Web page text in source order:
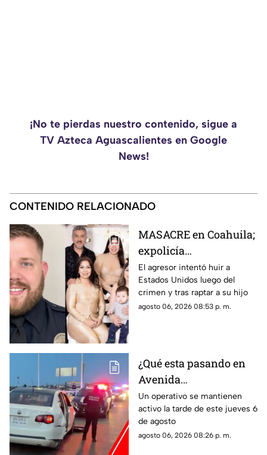
¡No te pierdas nuestro contenido, sigue a
TV Azteca Aguascalientes en Google
News!
CONTENIDO RELACIONADO
MASACRE en Coahuila;
expolicía
estadounidense atacó a
la familia de su
expareja mexicana
luego de que le
familiar
El agresor intentó huir a
Estados Unidos luego del
crimen y tras raptar a su hijo
agosto 06, 2026 08:53 p. m.
¿Qué esta pasando en
Avenida
Aguascalientes?
Reportan persecución y
accidente vehicular
Un operativo se mantienen
activo la tarde de este jueves 6
de agosto
agosto 06, 2026 08:26 p. m.